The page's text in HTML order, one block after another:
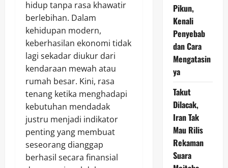
hidup tanpa rasa khawatir
berlebihan. Dalam
kehidupan modern,
keberhasilan ekonomi tidak
lagi sekadar diukur dari
kendaraan mewah atau
rumah besar. Kini, rasa
tenang ketika menghadapi
kebutuhan mendadak
justru menjadi indikator
penting yang membuat
seseorang dianggap
berhasil secara finansial
Pikun,
Kenali
Penyebab
dan Cara
Mengatasin
ya
Takut
Dilacak,
Iran Tak
Mau Rilis
Rekaman
Suara